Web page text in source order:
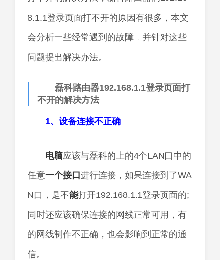
8.1.1登录页面打不开的原因有很多，本文
会分析一些经常遇到的故障，并针对这些
问题提出解决办法。
磊科路由器192.168.1.1登录页面打
不开的解决方法
1、设备连接不正确
电脑应该与磊科的上的4个LAN口中的
任意一个接口 进行连接，如果连接到了WA
N口，是不能打开192.168.1.1登录页面的;
同时还应该确保连接的网线正常可用，有
的网线制作不正确，也会影响到正常的通
信。